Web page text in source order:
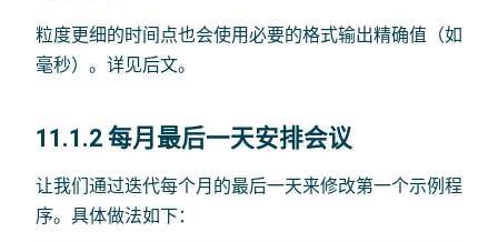
粒度更细的时间点也会使用必要的格式输出精确值（如
毫秒）。详见后文。
11.1.2 每月最后一天安排会议
让我们通过迭代每个月的最后一天来修改第一个示例程
序。具体做法如下：